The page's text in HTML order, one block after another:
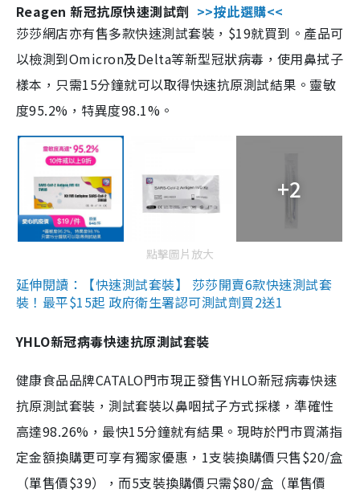
Reagen 新冠抗原快速測試劑 >>按此選購<<
莎莎網店亦有售多款快速測試套裝，$19就買到。產品可
以檢測到Omicron及Delta等新型冠狀病毒，使用鼻拭子
樣本，只需15分鐘就可以取得快速抗原測試結果。靈敏
度95.2%，特異度98.1%。
+2
點擊圖片放大
延伸閱讀：【快速測試套裝】 莎莎開賣6款快速測試套
裝！最平$15起 政府衛生署認可測試劑買2送1
YHLO新冠病毒快速抗原測試套裝
健康食品品牌CATALO門市現正發售YHLO新冠病毒快速
抗原測試套裝，測試套裝以鼻咽拭子方式採樣，準確性
高達98.26%，最快15分鐘就有結果。現時於門市買滿指
定金額換購更可享有獨家優惠，1支裝換購價只售$20/盒
（單售價$39），而5支裝換購價只需$80/盒（單售價